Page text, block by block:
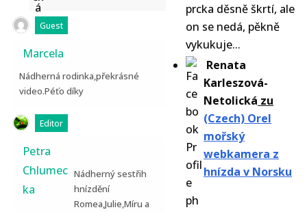
prcka děsně škrtí, ale
on se nedá, pěkně
vykukuje...
Renata
Karleszová-
Netolická zu
(Czech) Orel
mořský
webkamera z
hnízda v Norsku
Guest
Marcela
Nádherná rodinka,překrásné
video.Péťo díky
Editor
Petra
Chlumec
ka
Nádherný sestřih
hnízdění
Romea,Julie,Míru a